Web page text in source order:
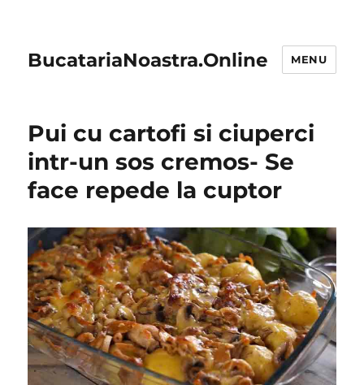
BucatariaNoastra.Online MENU
Pui cu cartofi si ciuperci
intr-un sos cremos- Se
face repede la cuptor